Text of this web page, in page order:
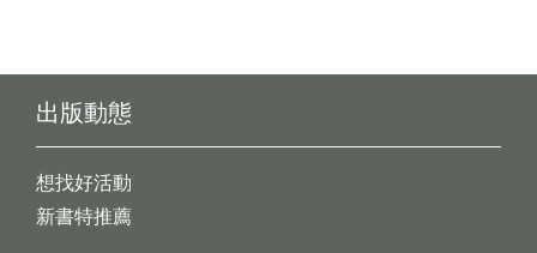
出版動態
想找好活動
新書特推薦